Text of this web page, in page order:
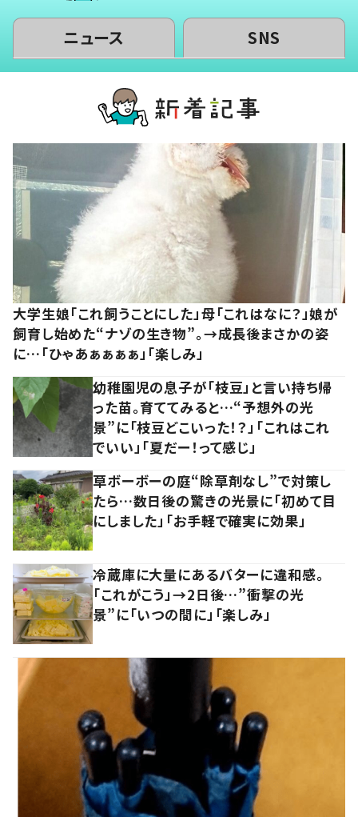
ニュース SNS
大学生娘「これ飼うことにした」母「これはなに？」娘が
飼育し始めた“ナゾの生き物”。→成長後まさかの姿
に…「ひゃあぁぁぁぁ」「楽しみ」
幼稚園児の息子が「枝豆」と言い持ち帰
った苗。育ててみると…“予想外の光
景”に「枝豆どこいった！？」「これはこれ
でいい」「夏だー！って感じ」
草ボーボーの庭“除草剤なし”で対策し
たら…数日後の驚きの光景に「初めて目
にしました」「お手軽で確実に効果」
冷蔵庫に大量にあるバターに違和感。
「これがこう」→2日後…”衝撃の光
景”に「いつの間に」「楽しみ」